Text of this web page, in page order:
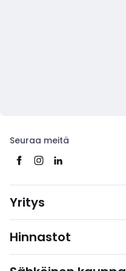
Seuraa meitä
Yritys
Hinnastot